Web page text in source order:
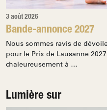
3 août 2026
Bande-annonce 2027
Nous sommes ravis de
pour le Prix de Lausanne
chaleureusement à …
Lumière sur